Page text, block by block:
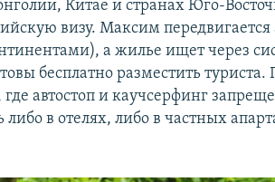
Китае и странах Юго-
визу. Максим передвигается
а жилье ищет через
бесплатно разместить
автостоп и каучсерфинг
в отелях, либо в частных